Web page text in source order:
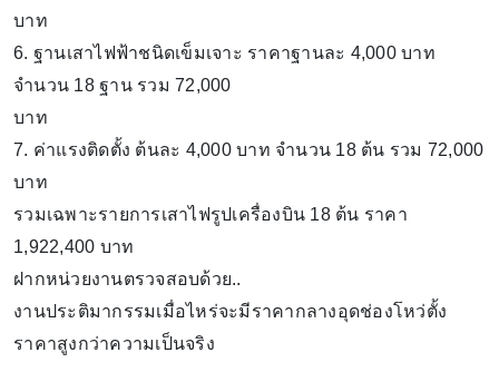
บาท
6. ฐานเสาไฟฟ้าชนิดเข็มเจาะ​ ราคาฐานละ​ 4,000 บาท​
จำนวน​ 18​ ฐาน​ รวม​ 72,000
บาท
7. ค่าแรงติดตั้ง​ ต้นละ​ 4,000​ บาท​ จำนวน​ 18​ ต้น​ รวม​ 72,000​
บาท
รวมเฉพาะรายการเสาไฟรูปเครื่องบิน​ 18​ ต้น​ ราคา​
1,922,400 บาท
ฝากหน่วยงานตรวจสอบด้วย..
งานประติมากรรมเมื่อไหร่จะมีราคากลางอุดช่องโหว่ตั้ง
ราคาสูงกว่าความเป็นจริง